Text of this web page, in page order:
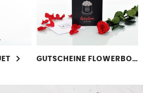
GUTSCHEINE FLOWERBOX